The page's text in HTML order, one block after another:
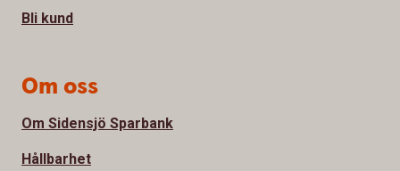
Bli kund
Om oss
Om Sidensjö Sparbank
Hållbarhet